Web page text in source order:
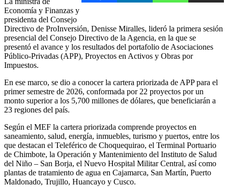
Economía y Finanzas y
presidenta del Consejo
Directivo de ProInversión, Denisse Miralles, lideró la primera sesión
presencial del Consejo Directivo de la Agencia, en la que se
presentó el avance y los resultados del portafolio de Asociaciones
Público-Privadas (APP), Proyectos en Activos y Obras por
Impuestos.
En ese marco, se dio a conocer la cartera priorizada de APP para el
primer semestre de 2026, conformada por 22 proyectos por un
monto superior a los 5,700 millones de dólares, que beneficiarán a
23 regiones del país.
Según el MEF la cartera priorizada comprende proyectos en
saneamiento, salud, energía, inmuebles, turismo y puertos, entre los
que destacan el Teleférico de Choquequirao, el Terminal Portuario
de Chimbote, la Operación y Mantenimiento del Instituto de Salud
del Niño – San Borja, el Nuevo Hospital Militar Central, así como
plantas de tratamiento de agua en Cajamarca, San Martín, Puerto
Maldonado, Trujillo, Huancayo y Cusco.